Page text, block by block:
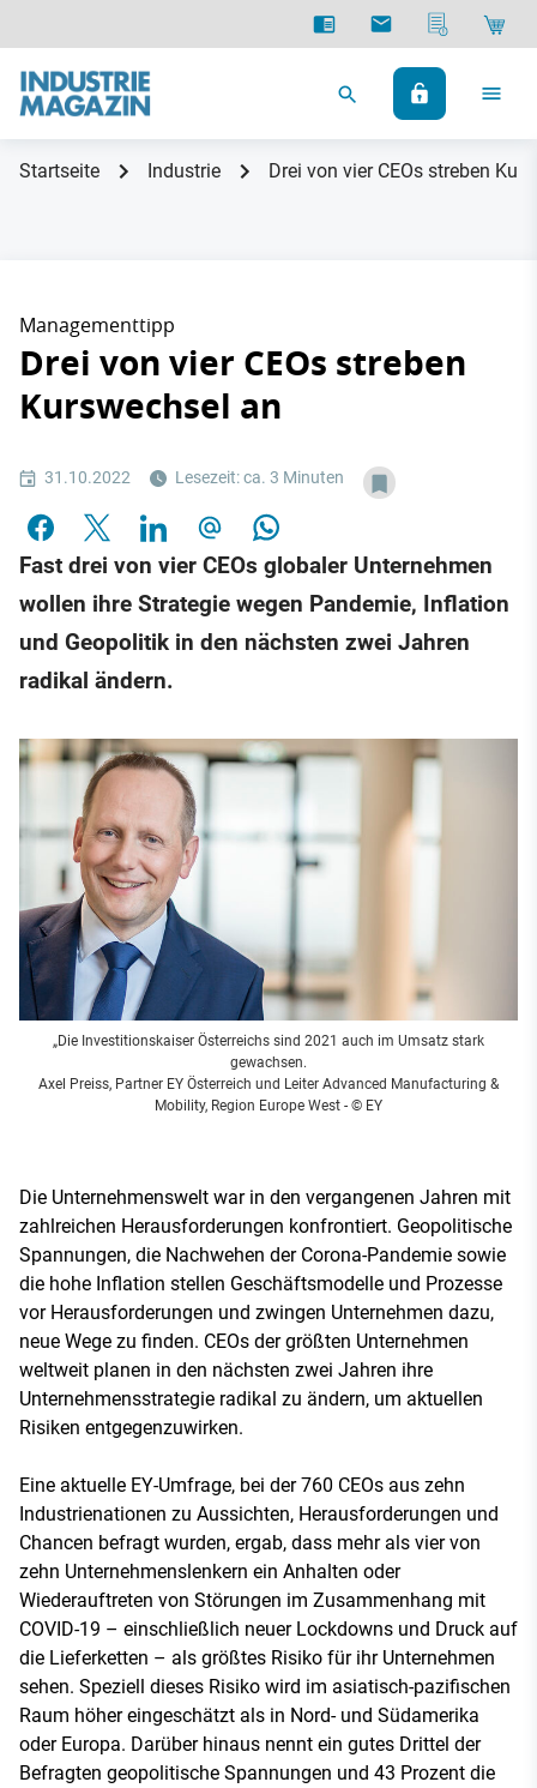
Startseite Industrie Drei von vier CEOs streben
Managementtipp
Drei von vier CEOs streben
Kurswechsel an
31.10.2022 Lesezeit: ca. 3 Minuten
Fast drei von vier CEOs globaler Unternehmen
wollen ihre Strategie wegen Pandemie, Inflation
und Geopolitik in den nächsten zwei Jahren
radikal ändern.
„Die Investitionskaiser Österreichs sind 2021 auch im Umsatz stark
gewachsen.
Axel Preiss, Partner EY Österreich und Leiter Advanced Manufacturing &
Mobility, Region Europe West - © EY
Die Unternehmenswelt war in den vergangenen Jahren mit
zahlreichen Herausforderungen konfrontiert. Geopolitische
Spannungen, die Nachwehen der Corona-Pandemie sowie
die hohe Inflation stellen Geschäftsmodelle und Prozesse
vor Herausforderungen und zwingen Unternehmen dazu,
neue Wege zu finden. CEOs der größten Unternehmen
weltweit planen in den nächsten zwei Jahren ihre
Unternehmensstrategie radikal zu ändern, um aktuellen
Risiken entgegenzuwirken.
Eine aktuelle EY-Umfrage, bei der 760 CEOs aus zehn
Industrienationen zu Aussichten, Herausforderungen und
Chancen befragt wurden, ergab, dass mehr als vier von
zehn Unternehmenslenkern ein Anhalten oder
Wiederauftreten von Störungen im Zusammenhang mit
COVID-19 – einschließlich neuer Lockdowns und Druck auf
die Lieferketten – als größtes Risiko für ihr Unternehmen
sehen. Speziell dieses Risiko wird im asiatisch-pazifischen
Raum höher eingeschätzt als in Nord- und Südamerika
oder Europa. Darüber hinaus nennt ein gutes Drittel der
Befragten geopolitische Spannungen und 43 Prozent die